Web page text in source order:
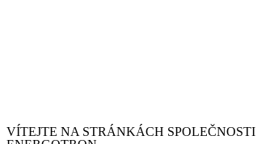
VÍTEJTE NA STRÁNKÁCH SPOLEČNOSTI